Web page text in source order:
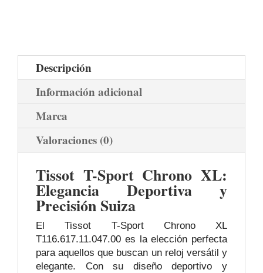
Descripción
Información adicional
Marca
Valoraciones (0)
Tissot T-Sport Chrono XL:
Elegancia Deportiva y
Precisión Suiza
El Tissot T-Sport Chrono XL
T116.617.11.047.00 es la elección perfecta
para aquellos que buscan un reloj versátil y
elegante. Con su diseño deportivo y